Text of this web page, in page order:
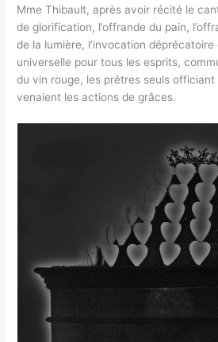
Mme Thibault, après avoir récité le
de glorification, l’offrande du pain,
de la lumière, l’invocation
universelle pour tous les esprits,
du vin rouge, les prêtres seuls
venaient les actions de grâces.